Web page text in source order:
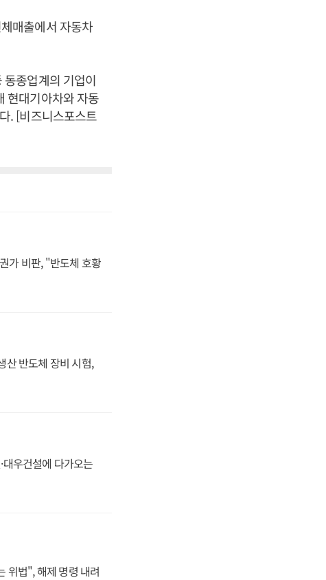
매출에서 자동차
종업계의 기업이
현대기아차와 자동
. [비즈니스포스트
가 비판, "반도체 호황
산 반도체 장비 시험,
대우건설에 다가오는
위법", 해제 명령 내려